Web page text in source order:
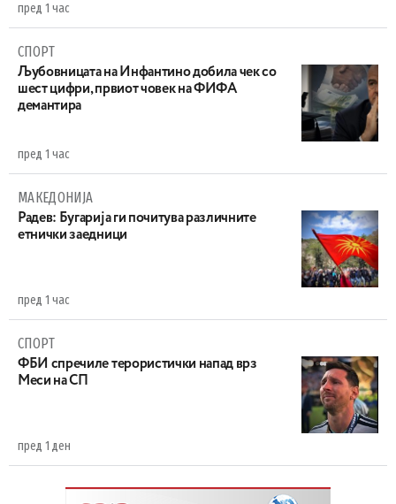
пред 1 час
СПОРТ
Љубовницата на Инфантино добила чек со
шест цифри, првиот човек на ФИФА
демантира
пред 1 час
МАКЕДОНИЈА
Радев: Бугарија ги почитува различните
етнички заедници
пред 1 час
СПОРТ
ФБИ спречиле терористички напад врз
Меси на СП
пред 1 ден